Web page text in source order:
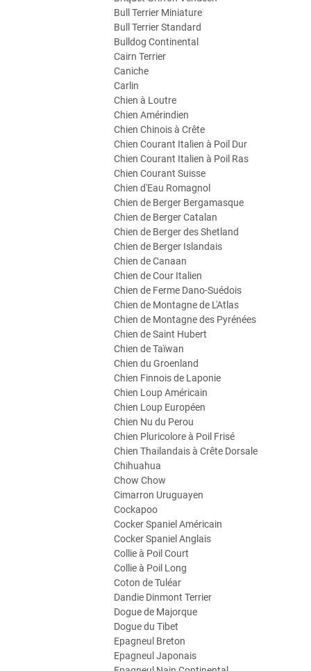
Bull Terrier Miniature
Bull Terrier Standard
Bulldog Continental
Cairn Terrier
Caniche
Carlin
Chien à Loutre
Chien Amérindien
Chien Chinois à Crête
Chien Courant Italien à Poil Dur
Chien Courant Italien à Poil Ras
Chien Courant Suisse
Chien d'Eau Romagnol
Chien de Berger Bergamasque
Chien de Berger Catalan
Chien de Berger des Shetland
Chien de Berger Islandais
Chien de Canaan
Chien de Cour Italien
Chien de Ferme Dano-Suédois
Chien de Montagne de L'Atlas
Chien de Montagne des Pyrénées
Chien de Saint Hubert
Chien de Taïwan
Chien du Groenland
Chien Finnois de Laponie
Chien Loup Américain
Chien Loup Européen
Chien Nu du Perou
Chien Pluricolore à Poil Frisé
Chien Thailandais à Crête Dorsale
Chihuahua
Chow Chow
Cimarron Uruguayen
Cockapoo
Cocker Spaniel Américain
Cocker Spaniel Anglais
Collie à Poil Court
Collie à Poil Long
Coton de Tuléar
Dandie Dinmont Terrier
Dogue de Majorque
Dogue du Tibet
Epagneul Breton
Epagneul Japonais